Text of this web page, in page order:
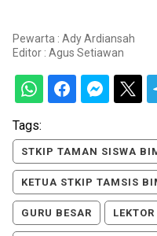
Pewarta : Ady Ardiansah
Editor : Agus Setiawan
Tags:
STKIP TAMAN SISWA
KETUA STKIP TAMSIS
GURU BESAR